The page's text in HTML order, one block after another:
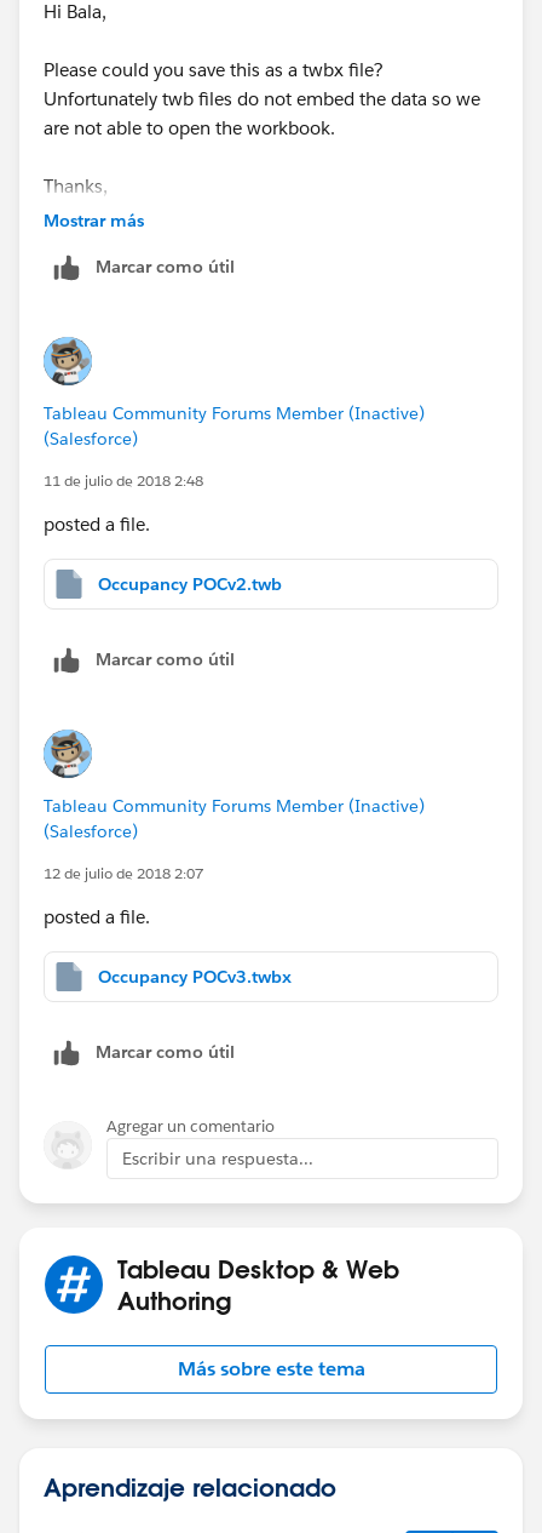
Hi Bala,
Please could you save this as a twbx file?
Unfortunately twb files do not embed the data so we
are not able to open the workbook.
Thanks,
Mostrar más
Marcar como útil
Tableau Community Forums Member (Inactive)
(Salesforce)
11 de julio de 2018 2:48
posted a file.
Occupancy POCv2.twb
Marcar como útil
Tableau Community Forums Member (Inactive)
(Salesforce)
12 de julio de 2018 2:07
posted a file.
Occupancy POCv3.twbx
Marcar como útil
Agregar un comentario
Escribir una respuesta...
Tableau Desktop & Web
Authoring
Más sobre este tema
Aprendizaje relacionado